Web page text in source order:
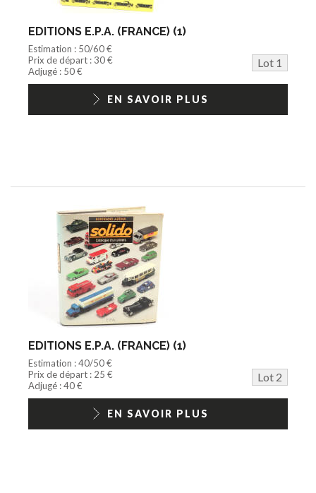
Train HO
Playmobil/Lego
Barbie/Big Jim
Jouets Fast Food
Trading cards
1/18ème moderne
EDITIONS E.P.A. (FRANCE) (1)
Estimation : 50/60 €
Prix de départ : 30 €
Lot 1
Adjugé : 50 €
EN SAVOIR PLUS
EDITIONS E.P.A. (FRANCE) (1)
Estimation : 40/50 €
Prix de départ : 25 €
Lot 2
Adjugé : 40 €
EN SAVOIR PLUS